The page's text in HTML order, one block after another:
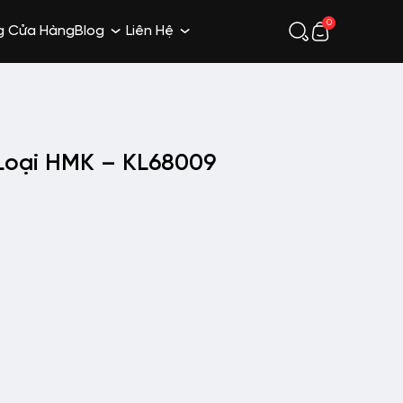
Cửa HàngBlog Liên Hệ
0
HMK – KL68009